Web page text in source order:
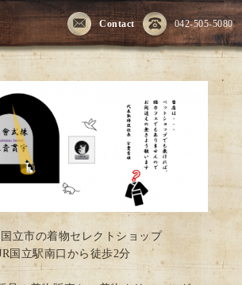
042-505-5080
Contact
立市の着物セレクトショップ
国立駅南口から徒歩2分